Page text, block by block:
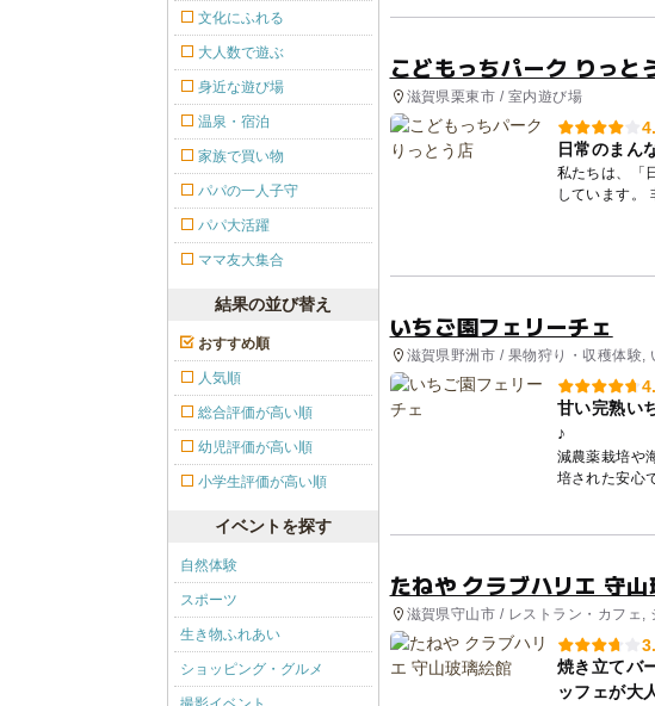
こどもっちパーク りっと
滋賀県栗東市 / 室内遊び場
日常のまん
私たちは、「
しています。
いちご園フェリーチェ
滋賀県野洲市 / 果物狩り・収穫体験,
甘い完熟い
♪
減農薬栽培や
培された安心
たねや クラブハリエ 守
滋賀県守山市 / レストラン・カフェ,
焼き立てバ
ッフェが大
文化にふれる
大人数で遊ぶ
身近な遊び場
温泉・宿泊
家族で買い物
パパの一人子守
パパ大活躍
ママ友大集合
結果の並び替え
おすすめ順
人気順
総合評価が高い順
幼児評価が高い順
小学生評価が高い順
イベントを探す
自然体験
スポーツ
生き物ふれあい
ショッピング・グルメ